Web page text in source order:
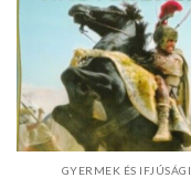
GYERMEK ÉS IFJÚSÁGI